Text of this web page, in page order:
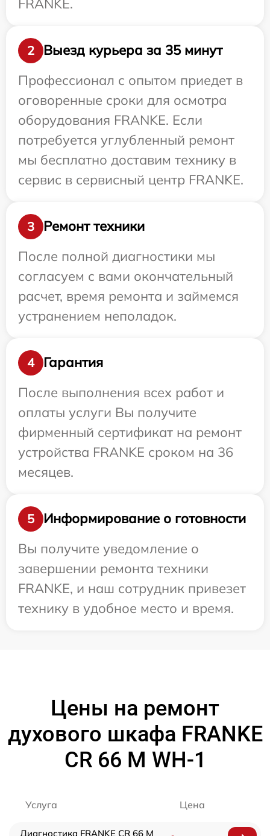
FRANKE.
2
Выезд курьера за 35 минут
Профессионал с опытом приедет в
оговоренные сроки для осмотра
оборудования FRANKE. Если
потребуется углубленный ремонт
мы бесплатно доставим технику в
сервис в сервисный центр FRANKE.
3
Ремонт техники
После полной диагностики мы
согласуем с вами окончательный
расчет, время ремонта и займемся
устранением неполадок.
4
Гарантия
После выполнения всех работ и
оплаты услуги Вы получите
фирменный сертификат на ремонт
устройства FRANKE сроком на 36
месяцев.
5
Информирование о готовности
Вы получите уведомление о
завершении ремонта техники
FRANKE, и наш сотрудник привезет
технику в удобное место и время.
Цены на ремонт
духового шкафа FRANKE
CR 66 M WH-1
Услуга Цена
Диагностика FRANKE CR 66 M